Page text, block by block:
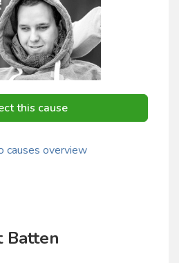
this cause
causes overview
Batten